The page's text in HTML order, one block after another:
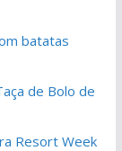
batatas
de Bolo de
Resort Week